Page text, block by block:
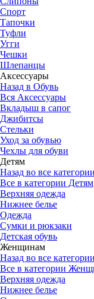
Спорт
Тапочки
Туфли
Угги
Чешки
Шлепанцы
Аксессуары
Назад в Обувь
Вся Аксессуары
Вкладыш в сапог
Джибитсы
Стельки
Уход за обувью
Чехлы для обуви
Детям
Назад во все категории
Все в категории Детям
Верхняя одежда
Нижнее белье
Одежда
Сумки и рюкзаки
Детская обувь
Женщинам
Назад во все категории
Все в категории
Верхняя одежда
Нижнее белье